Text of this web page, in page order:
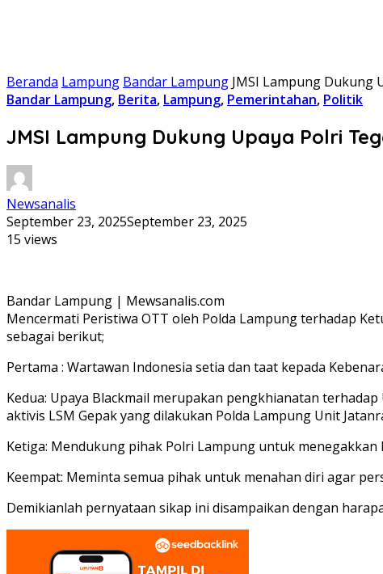
Beranda Lampung Bandar Lampung JMSI Lampung Dukung
Bandar Lampung, Berita, Lampung, Pemerintahan, Politik
JMSI Lampung Dukung Upaya Polri
Newsanalis
September 23, 2025September 23, 2025
15 views
Bandar Lampung | Mewsanalis.com
Mencermati Peristiwa OTT oleh Polda Lampung terhadap
sebagai berikut;
Pertama : Wartawan Indonesia setia dan taat kepada
Kedua: Upaya Blackmail merupakan pengkhianatan
aktivis LSM Gepak yang dilakukan Polda Lampung Unit
Ketiga: Mendukung pihak Polri Lampung untuk
Keempat: Meminta semua pihak untuk menahan diri agar
Demikianlah pernyataan sikap ini disampaikan dengan